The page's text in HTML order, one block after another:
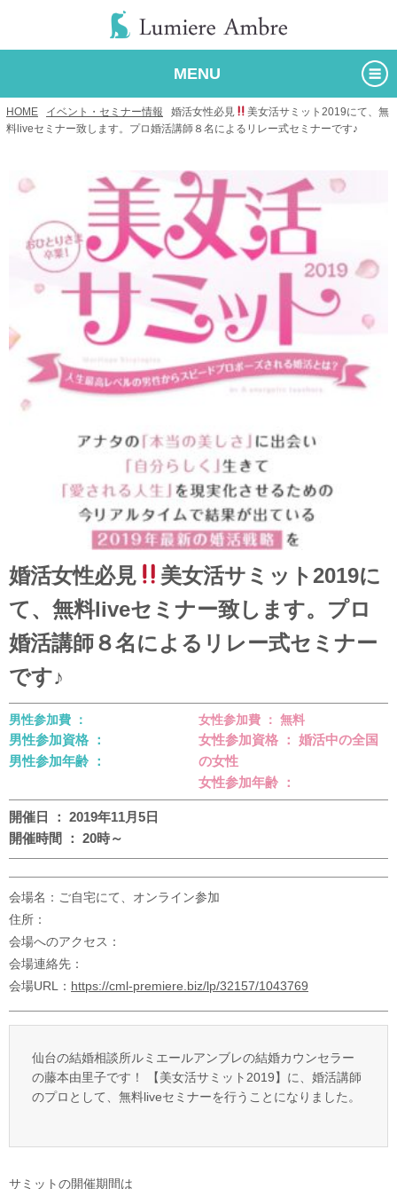
MENU
HOME イベント・セミナー情報 婚活女性必見
美女活サミット2019にて、無
料liveセミナー致します。プロ婚活講師８名によるリレー式セミナーです♪
婚活女性必見
美女活サミット2019に
て、無料liveセミナー致します。プロ
婚活講師８名によるリレー式セミナー
です♪
男性参加費 ：
男性参加資格 ：
男性参加年齢 ：
女性参加費 ： 無料
女性参加資格 ： 婚活中の全国
の女性
女性参加年齢 ：
開催日 ： 2019年11月5日
開催時間 ： 20時～
会場名：ご自宅にて、オンライン参加
住所：
会場へのアクセス：
会場連絡先：
会場URL： https://cml-premiere.biz/lp/32157/1043769
仙台の結婚相談所ルミエールアンブレの結婚カウンセラー
の藤本由里子です！ 【美女活サミット2019】に、婚活講師
のプロとして、無料liveセミナーを行うことになりました。
サミットの開催期間は